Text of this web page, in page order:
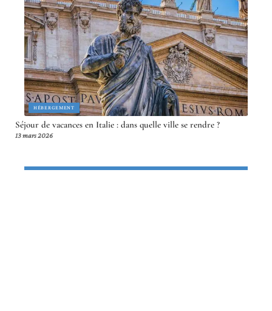
HÉBERGEMENT
Séjour de vacances en Italie : dans quelle ville se rendre ?
13 mars 2026